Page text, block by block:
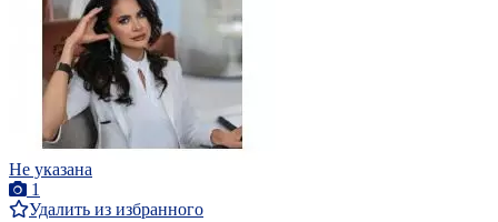
Не указана
1
Удалить из избранного